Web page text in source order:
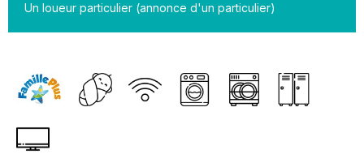
Un loueur particulier (annonce d'un particulier)